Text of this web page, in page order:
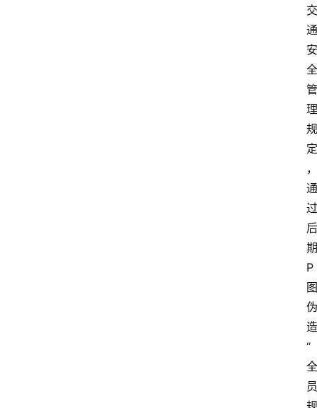
交
通
安
全
管
理
规
定
，
通
过
后
期
P
图
伪
造
“
全
员